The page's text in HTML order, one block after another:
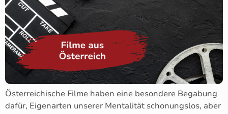
Österreichische Filme haben eine besondere Begabung
dafür, Eigenarten unserer Mentalität schonungslos, aber